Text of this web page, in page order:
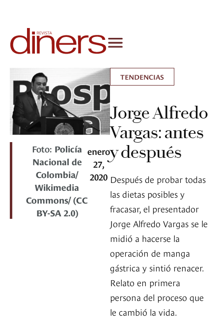
Foto: Policía
Nacional de
Colombia/
Wikimedia
Commons/ (CC
BY-SA 2.0)
enero
27,
2020
TENDENCIAS
Jorge Alfredo
Vargas: antes
y después
Después de probar todas
las dietas posibles y
fracasar, el presentador
Jorge Alfredo Vargas se le
midió a hacerse la
operación de manga
gástrica y sintió renacer.
Relato en primera
persona del proceso que
le cambió la vida.